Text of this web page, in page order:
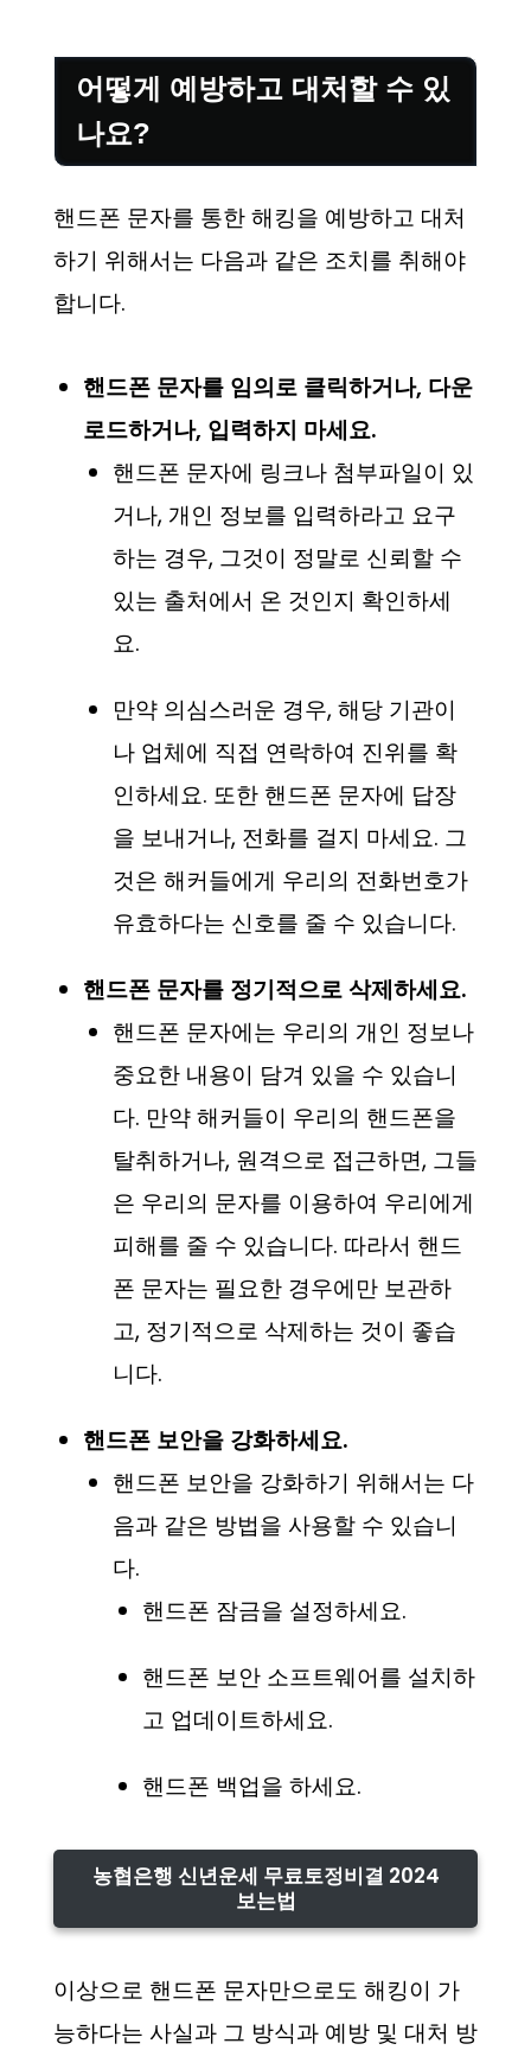
어떻게 예방하고 대처할 수 있
나요?
핸드폰 문자를 통한 해킹을 예방하고 대처
하기 위해서는 다음과 같은 조치를 취해야
합니다.
핸드폰 문자를 임의로 클릭하거나, 다운
로드하거나, 입력하지 마세요.
핸드폰 문자에 링크나 첨부파일이 있
거나, 개인 정보를 입력하라고 요구
하는 경우, 그것이 정말로 신뢰할 수
있는 출처에서 온 것인지 확인하세
요.
만약 의심스러운 경우, 해당 기관이
나 업체에 직접 연락하여 진위를 확
인하세요. 또한 핸드폰 문자에 답장
을 보내거나, 전화를 걸지 마세요. 그
것은 해커들에게 우리의 전화번호가
유효하다는 신호를 줄 수 있습니다.
핸드폰 문자를 정기적으로 삭제하세요.
핸드폰 문자에는 우리의 개인 정보나
중요한 내용이 담겨 있을 수 있습니
다. 만약 해커들이 우리의 핸드폰을
탈취하거나, 원격으로 접근하면, 그들
은 우리의 문자를 이용하여 우리에게
피해를 줄 수 있습니다. 따라서 핸드
폰 문자는 필요한 경우에만 보관하
고, 정기적으로 삭제하는 것이 좋습
니다.
핸드폰 보안을 강화하세요.
핸드폰 보안을 강화하기 위해서는 다
음과 같은 방법을 사용할 수 있습니
다.
핸드폰 잠금을 설정하세요.
핸드폰 보안 소프트웨어를 설치하
고 업데이트하세요.
핸드폰 백업을 하세요.
농협은행 신년운세 무료토정비결 2024
보는법
이상으로 핸드폰 문자만으로도 해킹이 가
능하다는 사실과 그 방식과 예방 및 대처 방